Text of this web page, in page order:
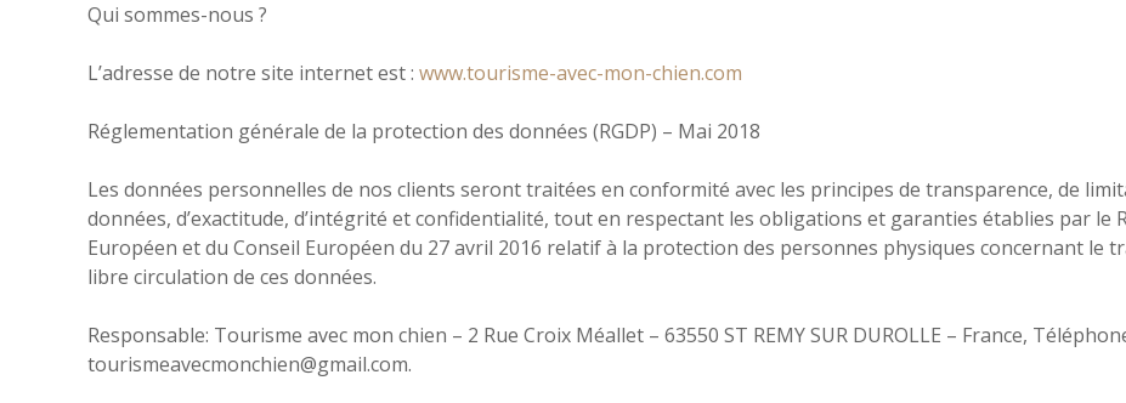
Qui sommes-nous ?
L’adresse de notre site internet est : www.tourisme-avec-mon-chien.com
Réglementation générale de la protection des données (RGDP) – Mai 2018
Les données personnelles de nos clients seront traitées en conformité avec les principes de transparence, de
données, d’exactitude, d’intégrité et confidentialité, tout en respectant les obligations et garanties établies par le
Européen et du Conseil Européen du 27 avril 2016 relatif à la protection des personnes physiques concernant le
libre circulation de ces données.
Responsable: Tourisme avec mon chien – 2 Rue Croix Méallet – 63550 ST REMY SUR DUROLLE – France,
tourismeavecmonchien@gmail.com.